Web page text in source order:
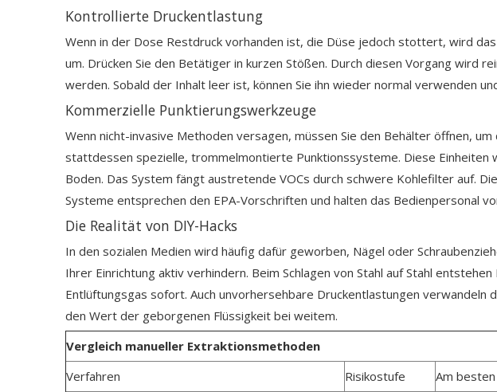
Kontrollierte Druckentlastung
Wenn in der Dose Restdruck vorhanden ist, die Düse jedoch stottert, wird
um. Drücken Sie den Betätiger in kurzen Stößen. Durch diesen Vorgang wird
werden. Sobald der Inhalt leer ist, können Sie ihn wieder normal verwenden
Kommerzielle Punktierungswerkzeuge
Wenn nicht-invasive Methoden versagen, müssen Sie den Behälter öffnen,
stattdessen spezielle, trommelmontierte Punktionssysteme. Diese
Boden. Das System fängt austretende VOCs durch schwere Kohlefilter auf.
Systeme entsprechen den EPA-Vorschriften und halten das Bedienpersonal
Die Realität von DIY-Hacks
In den sozialen Medien wird häufig dafür geworben, Nägel oder
Ihrer Einrichtung aktiv verhindern. Beim Schlagen von Stahl auf Stahl
Entlüftungsgas sofort. Auch unvorhersehbare Druckentlastungen
den Wert der geborgenen Flüssigkeit bei weitem.
Vergleich manueller Extraktionsmethoden
Verfahren
Risikostufe Am